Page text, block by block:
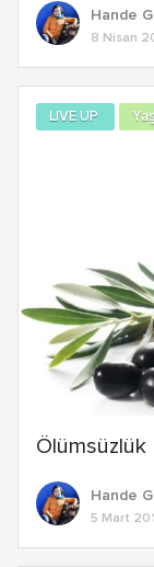
Hande
8 Nisan
Ölümsüzlük
LIVE UP
Hande
5 Mart